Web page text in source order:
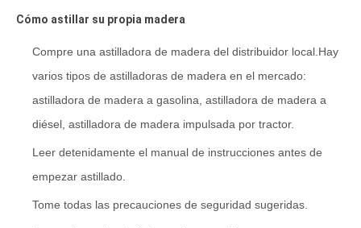
Cómo astillar su propia madera
Compre una astilladora de madera del distribuidor local.Hay
varios tipos de astilladoras de madera en el mercado:
astilladora de madera a gasolina, astilladora de madera a
diésel, astilladora de madera impulsada por tractor.
Leer detenidamente el manual de instrucciones antes de
empezar astillado
Tome todas las precauciones de seguridad sugeridas.